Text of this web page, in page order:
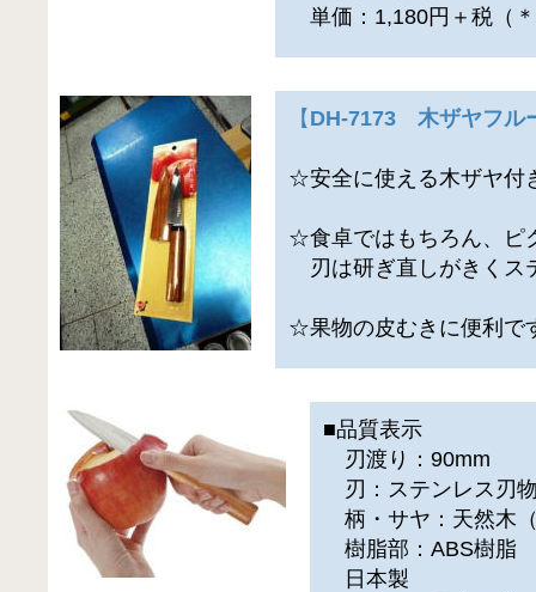
単価：1,180円＋税（
【 DH-7173 木ザヤフル
☆安全に使える木ザヤ付
☆食卓ではもちろん、ピ
刃は研ぎ直しがきくス
☆果物の皮むきに便利で
■品質表示
刃渡り：90mm
刃：ステンレス刃
柄・サヤ：天然木
樹脂部：ABS樹脂
日本製